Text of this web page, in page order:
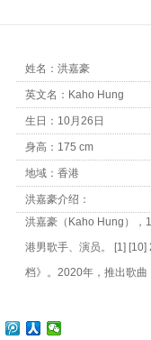
姓名：洪嘉豪
英文名：Kaho Hung
生日：10月26日
身高：175 cm
地域：香港
洪嘉豪介绍：
洪嘉豪（Kaho Hung），
港男歌手、演员。 [1]
档》。2020年，推出歌
奖）； [7]11月12日至13